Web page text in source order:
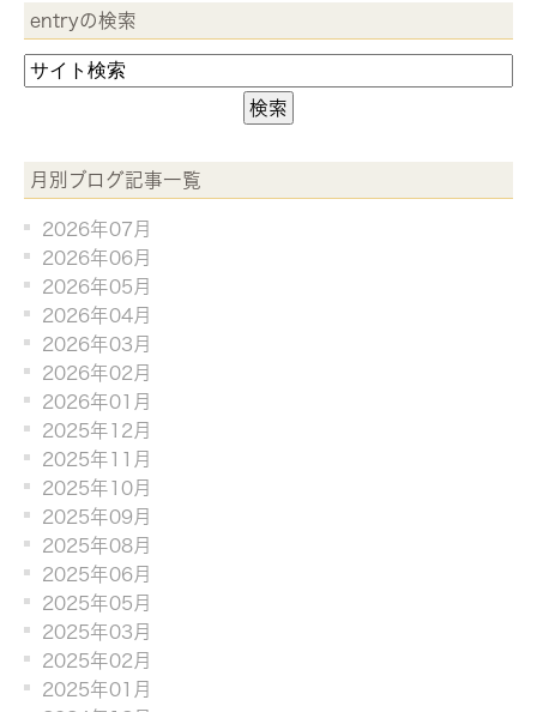
entryの検索
月別ブログ記事一覧
2026年07月
2026年06月
2026年05月
2026年04月
2026年03月
2026年02月
2026年01月
2025年12月
2025年11月
2025年10月
2025年09月
2025年08月
2025年06月
2025年05月
2025年03月
2025年02月
2025年01月